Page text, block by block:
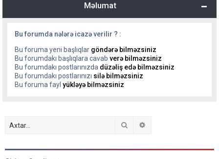
Məlumat
Bu forumda nələrə icazə verilir ? :
Bu foruma yeni başlıqlar göndərə bilməzsiniz
Bu forumdakı başlıqlara cavab verə bilməzsiniz
Bu forumdakı postlarınızda düzəliş edə bilməzsiniz
Bu forumdakı postlarınızı silə bilməzsiniz
Bu foruma fayl yükləyə bilməzsiniz
Axtar